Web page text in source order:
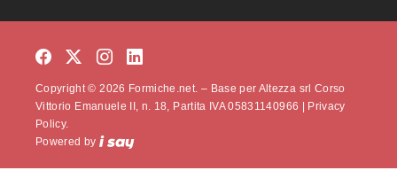
Copyright © 2026 Formiche.net. – Base per Altezza srl Corso
Vittorio Emanuele II, n. 18, Partita IVA 05831140966 | Privacy
Policy.
Powered by